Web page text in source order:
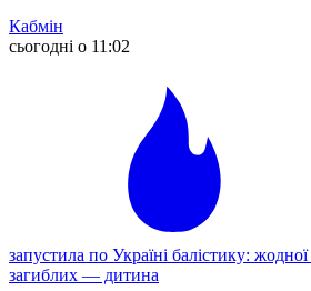
Кабмін
сьогодні о 11:02
запустила по Україні балістику:
загиблих — дитина